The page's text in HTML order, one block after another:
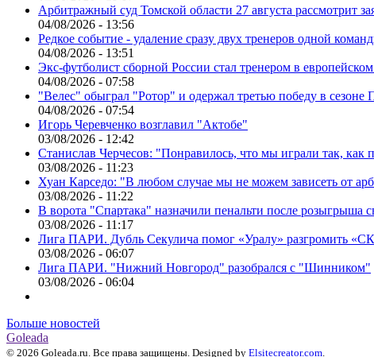
Арбитражный суд Томской области 27 августа рассмотрит
04/08/2026 - 13:56
Редкое событие - удаление сразу двух тренеров одной
04/08/2026 - 13:51
Экс-футболист сборной России стал тренером в
04/08/2026 - 07:58
"Велес" обыграл "Ротор" и одержал третью победу в сезоне
04/08/2026 - 07:54
Игорь Черевченко возглавил "Актобе"
03/08/2026 - 12:42
Станислав Черчесов: "Понравилось, что мы играли так, как
03/08/2026 - 11:23
Хуан Карседо: "В любом случае мы не можем зависеть от
03/08/2026 - 11:22
В ворота "Спартака" назначили пенальти после розыгрыша
03/08/2026 - 11:17
Лига ПАРИ. Дубль Секулича помог «Уралу» разгромить
03/08/2026 - 06:07
Лига ПАРИ. "Нижний Новгород" разобрался с "Шинником"
03/08/2026 - 06:04
Больше новостей
Goleada
© 2026 Goleada.ru. Все права защищены. Designed by Elsitecreator.com